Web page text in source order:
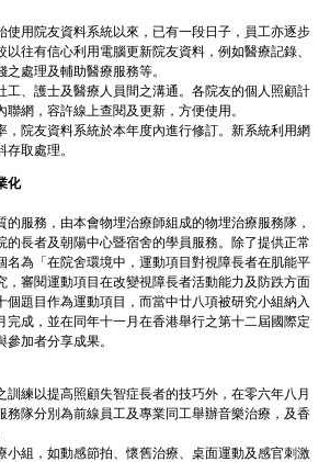
使用院友資料系統以來，已有一段日子，員工亦逐步
往有信心利用電腦更新院友資料，例如醫療記錄、
處理及輔助醫療服務等。
工、護士及醫療人員間之溝通。各院友的個人照顧計
網，容許線上查閱及更新，方便使用。
，院友資料系統於本年度內進行修訂。新系統利用網
存取處理。
化
服務，由本會物埋治療師組成的物埋治療服務隊，
的長者及朝陽中心暨宿舍的學員服務。除了提供正常
名為「在院舍環境中，運動項目對視障長者在肌能平
，審閱運動項目在改變視障長者活動能力及防跌方面
個題目作為運動項目，而當中廿八項被研究小組納入
完成，並在同年十一月在香港舉行之第十二屆國際定
加者分享成果。
訓練以提高照顧失智症長者的技巧外，在零六年八月
務隊分別為前線員工及專業同工舉辦音樂治療，及香
小組，如動感節拍、懷舊治療、桌面運動及感官刺激